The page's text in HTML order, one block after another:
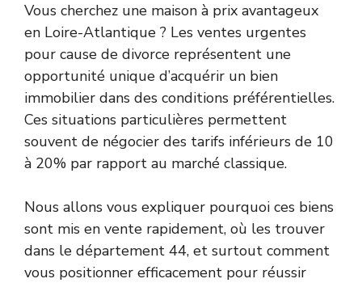
Vous cherchez une maison à prix avantageux
en Loire-Atlantique ? Les ventes urgentes
pour cause de divorce représentent une
opportunité unique d’acquérir un bien
immobilier dans des conditions préférentielles.
Ces situations particulières permettent
souvent de négocier des tarifs inférieurs de 10
à 20% par rapport au marché classique.
Nous allons vous expliquer pourquoi ces biens
sont mis en vente rapidement, où les trouver
dans le département 44, et surtout comment
vous positionner efficacement pour réussir